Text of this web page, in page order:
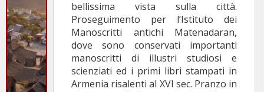
bellissima vista sulla città.
Proseguimento per l’Istituto dei
Manoscritti antichi Matenadaran,
dove sono conservati importanti
manoscritti di illustri studiosi e
scienziati ed i primi libri stampati in
Armenia risalenti al XVI sec. Pranzo in